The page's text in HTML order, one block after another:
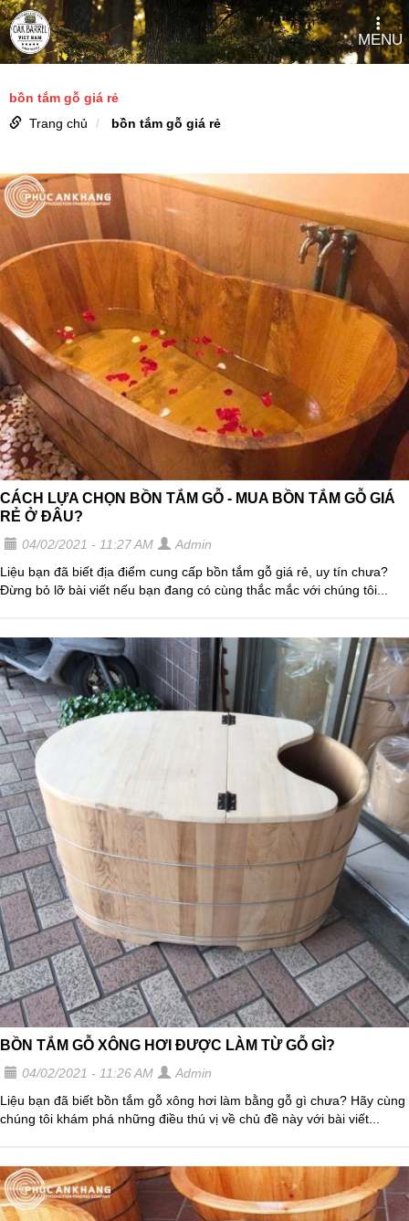
MENU
bồn tắm gỗ giá rẻ
Trang chủ
bồn tắm gỗ giá rẻ
CÁCH LỰA CHỌN BỒN TẮM GỖ - MUA BỒN TẮM GỖ GIÁ
RẺ Ở ĐÂU?
04/02/2021 - 11:27 AM
Admin
Liệu bạn đã biết địa điểm cung cấp bồn tắm gỗ giá rẻ, uy tín chưa?
Đừng bỏ lỡ bài viết nếu bạn đang có cùng thắc mắc với chúng tôi...
BỒN TẮM GỖ XÔNG HƠI ĐƯỢC LÀM TỪ GỖ GÌ?
04/02/2021 - 11:26 AM
Admin
Liệu bạn đã biết bồn tắm gỗ xông hơi làm bằng gỗ gì chưa? Hãy cùng
chúng tôi khám phá những điều thú vị về chủ đề này với bài viết...